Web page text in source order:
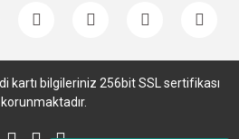
kartı bilgileriniz 256bit SSL sertifikası